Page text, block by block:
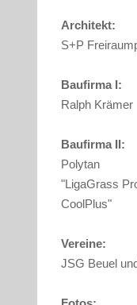
Architekt:
S+P
Baufirma I:
Ralph Krämer
Baufirma II:
Polytan
"LigaGrass
CoolPlus"
Vereine:
JSG Beuel